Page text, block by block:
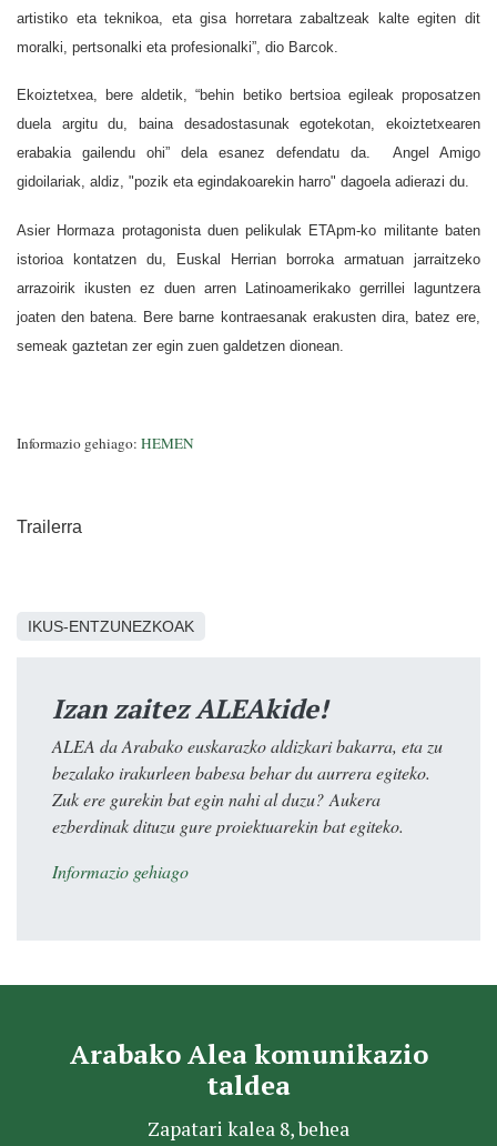
artistiko eta teknikoa, eta gisa horretara zabaltzeak kalte egiten dit
moralki, pertsonalki eta profesionalki”, dio Barcok.
Ekoiztetxea, bere aldetik, “behin betiko bertsioa egileak proposatzen
duela argitu du, baina desadostasunak egotekotan, ekoiztetxearen
erabakia gailendu ohi” dela esanez defendatu da. Angel Amigo
gidoilariak, aldiz, "pozik eta egindakoarekin harro" dagoela adierazi du.
Asier Hormaza protagonista duen pelikulak ETApm-ko militante baten
istorioa kontatzen du, Euskal Herrian borroka armatuan jarraitzeko
arrazoirik ikusten ez duen arren Latinoamerikako gerrillei laguntzera
joaten den batena. Bere barne kontraesanak erakusten dira, batez ere,
semeak gaztetan zer egin zuen galdetzen dionean.
Informazio gehiago: HEMEN
Trailerra
IKUS-ENTZUNEZKOAK
Izan zaitez ALEAkide!
ALEA da Arabako euskarazko aldizkari bakarra, eta zu
bezalako irakurleen babesa behar du aurrera egiteko.
Zuk ere gurekin bat egin nahi al duzu? Aukera
ezberdinak dituzu gure proiektuarekin bat egiteko.
Informazio gehiago
Arabako Alea komunikazio
taldea
Zapatari kalea 8, behea